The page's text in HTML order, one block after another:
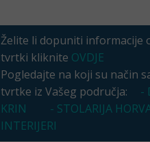
Želite li dopuniti informacije
tvrtki kliknite OVDJE
Pogledajte na koji su način
tvrtke iz Vašeg područja:
-
KRIN
- STOLARIJA
INTERIJERI